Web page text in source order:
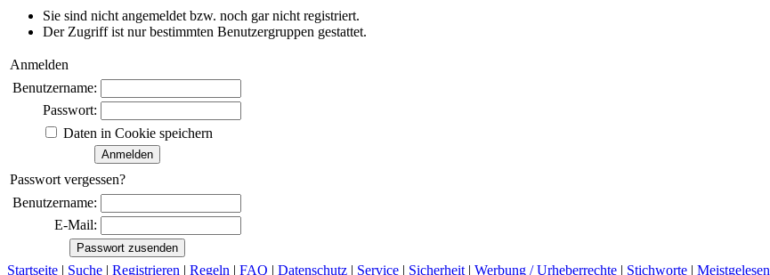
Sie sind nicht angemeldet bzw. noch gar nicht registriert.
Der Zugriff ist nur bestimmten Benutzergruppen gestattet.
Anmelden
Benutzername:
Passwort:
Daten in Cookie speichern
Passwort vergessen?
Benutzername:
E-Mail:
Startseite | Suche | Registrieren | Regeln | FAQ | Datenschutz | Service | Sicherheit | Werbung / Urheberrechte | Stichworte | Meistgelesen